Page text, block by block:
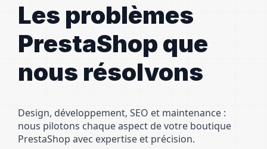
Les problèmes
PrestaShop que
nous résolvons
Design, développement, SEO et maintenance :
nous pilotons chaque aspect de votre boutique
PrestaShop avec expertise et précision.